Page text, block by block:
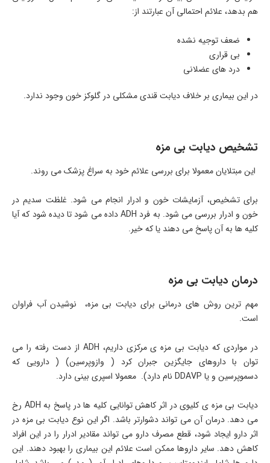
هم بدهد، علائم احتمالی آن عبارتند از:
ضعف توجیه نشده
بی قراری
درد های عضلانی
در این بیماری بر خلاف دیابت قندی مشکلی در گلوکز خون وجود ندارد.
تشخیص دیابت بی مزه
این مبتلایان معمولا برای بررسی علائم خود به سراغ پزشک می روند.
برای تشخیص، آزمایشات خون و ادرار انجام می شود. غلظت سدیم در
خون و ادرار بررسی می شود. به فرد ADH داده می شود تا دیده شود که آیا
کلیه ها به آن پاسخ می دهند یا که خیر.
درمان دیابت بی مزه
مهم ترین روش های درمانی برای دیابت بی مزه، نوشیدن آب فراوان
است.
در مواردی که دیابت بی مزه ی مرکزی داریم، ADH از دست رفته را می
توان با داروهای جایگزین جبران کرد ( وازوپرسین) ( دارویی که
دسموپرسین و یا DDAVP نام دارد). معمولا اسپری بینی دارد.
دیابت بی مزه ی کلیوی در اثر کاهش توانایی کلیه ها در پاسخ به ADH رخ
می دهد. درمان آن می تواند دشوارتر باشد. اگر این نوع دیابت بی مزه در
اثر دارو ایجاد شود، قطع مصرف دارو می تواند مقادیر ادرار را در این افراد
کاهش دهد. سایر داروها ممکن است علائم این بیماری را بهبود دهند. این